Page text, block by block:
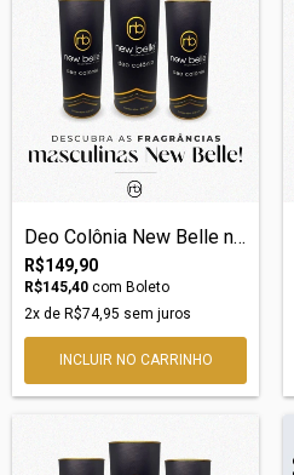
Deo Colônia New Belle nº19 – Inspiração...
R$149,90
R$145,40 com Boleto
2x de R$74,95 sem juros